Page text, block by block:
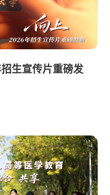
生宣传片重磅发